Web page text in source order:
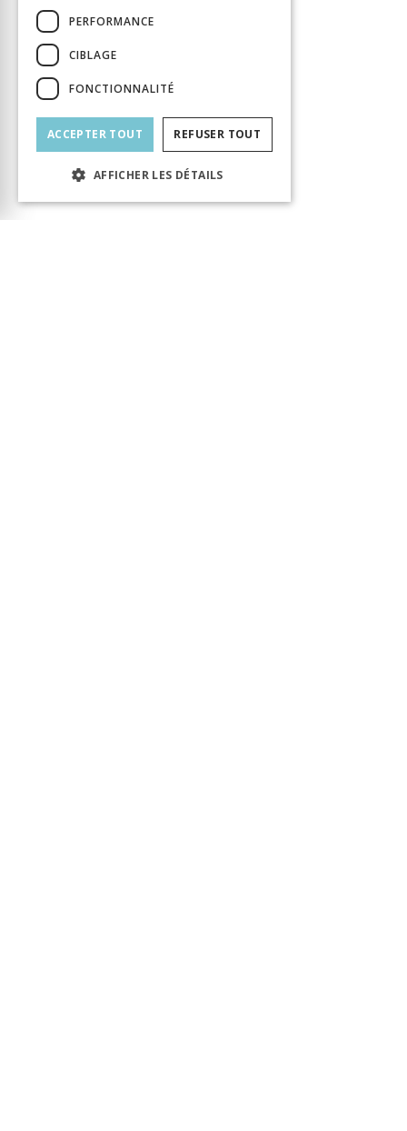
PERFORMANCE
CIBLAGE
FONCTIONNALITÉ
ACCEPTER TOUT REFUSER TOUT
AFFICHER LES DÉTAILS